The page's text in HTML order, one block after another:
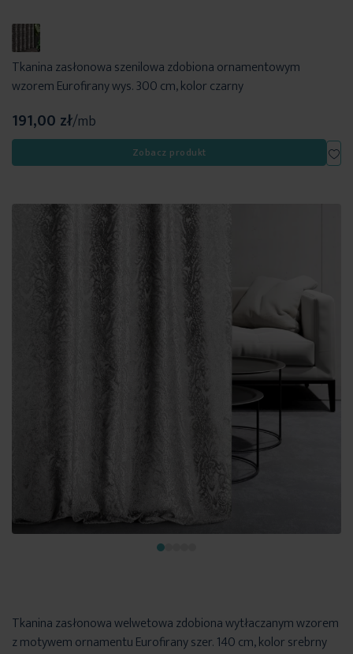
Tkanina zasłonowa szenilowa zdobiona ornamentowym
wzorem Eurofirany wys. 300 cm, kolor czarny
191,00 zł/mb
Zobacz produkt
Tkanina zasłonowa welwetowa zdobiona wytłaczanym wzorem
z motywem ornamentu Eurofirany szer. 140 cm, kolor srebrny